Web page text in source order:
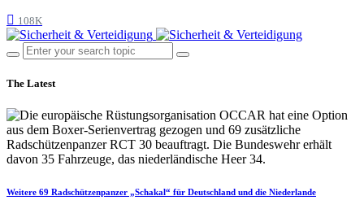
108K
The Latest
Weitere 69 Radschützenpanzer „Schakal“ für Deutschland und die Niederlande